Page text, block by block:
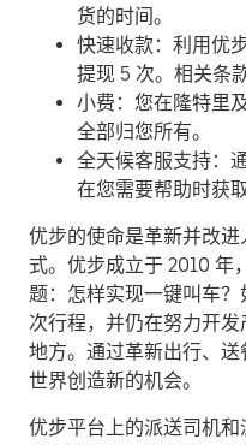
货的时间。
快速收款：利用优
提现 5 次。相关条
小费：您在隆特里
全部归您所有。
全天候客服支持：
在您需要帮助时获
优步的使命是革新并改
式。优步成立于 2010 年
题：怎样实现一键叫车
次行程，并仍在努力开
地方。通过革新出行、
世界创造新的机会。
优步平台上的派送司机